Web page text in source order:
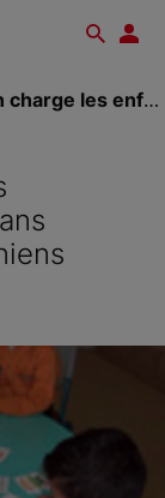
handicapés dans les...